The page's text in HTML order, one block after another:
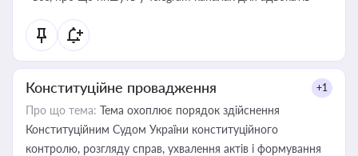
Конституційне провадження +1
Про що тема: Тема охоплює порядок здійснення
Конституційним Судом України конституційного
контролю, розгляду справ, ухвалення актів і формування